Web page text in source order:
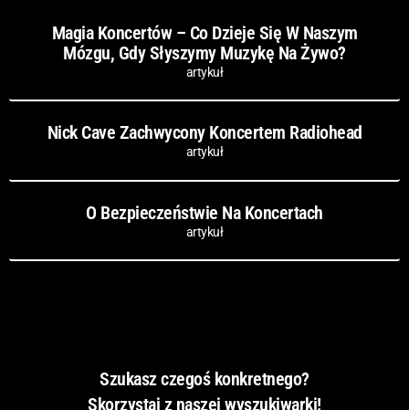
Magia Koncertów – Co Dzieje Się W Naszym
Mózgu, Gdy Słyszymy Muzykę Na Żywo?
artykuł
Nick Cave Zachwycony Koncertem Radiohead
artykuł
O Bezpieczeństwie Na Koncertach
artykuł
Szukasz czegoś konkretnego?
Skorzystaj z naszej wyszukiwarki!